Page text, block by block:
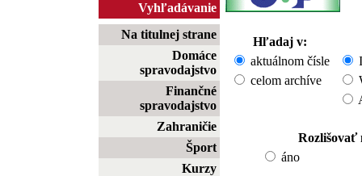
Vyhľadávanie
Na titulnej strane
Domáce
spravodajstvo
Finančné
spravodajstvo
Zahraničie
Šport
Kurzy
Hľadaj v:
aktuálnom čísle
celom archíve
Rozlišovať
áno